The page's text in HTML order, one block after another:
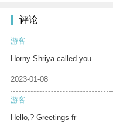
评论
游客
Horny Shriya called you
2023-01-08
游客
Hello,? Greetings fr